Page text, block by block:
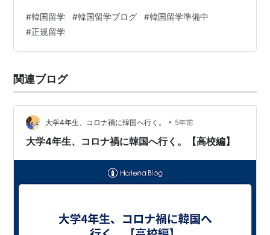
い(T ^ T) と、ずっと頭の中をぐるぐるしていまし
た、、、 そんな時、独学で勉強していた韓国語が自分の
力だけではもう限界だ、、と 思っていて、もっと韓国語
私が勉強したいと思うなんて、、！！） この自分の気持
ちを無駄にしたくはな…
#韓国留学 #韓国留学ブログ #韓国留学準備中
#正規留学
関連ブログ
大学4年生、コロナ禍に韓国へ行く。 • 5年前
大学4年生、コロナ禍に韓国へ行く。【高校編】